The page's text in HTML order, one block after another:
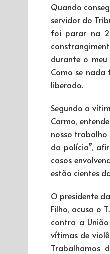
Quando
servidor do
foi parar na
durante o
Como se nada
liberado.
Segundo a
Carmo,
nosso trabalho
da polícia”,
casos
estão cientes
O presidente
Filho, acusa o
contra a
vítimas de
Trabalhamos